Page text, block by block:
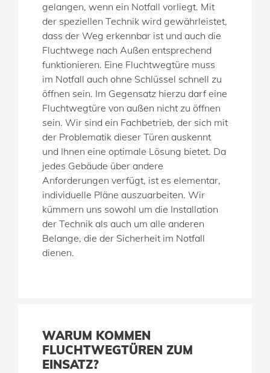
gelangen, wenn ein Notfall vorliegt. Mit
der speziellen Technik wird gewährleistet,
dass der Weg erkennbar ist und auch die
Fluchtwege nach Außen entsprechend
funktionieren. Eine Fluchtwegtüre muss
im Notfall auch ohne Schlüssel schnell zu
öffnen sein. Im Gegensatz hierzu darf eine
Fluchtwegtüre von außen nicht zu öffnen
sein. Wir sind ein Fachbetrieb, der sich mit
der Problematik dieser Türen auskennt
und Ihnen eine optimale Lösung bietet. Da
jedes Gebäude über andere
Anforderungen verfügt, ist es elementar,
individuelle Pläne auszuarbeiten. Wir
kümmern uns sowohl um die Installation
der Technik als auch um alle anderen
Belange, die der Sicherheit im Notfall
dienen.
WARUM KOMMEN
FLUCHTWEGTÜREN ZUM
EINSATZ?